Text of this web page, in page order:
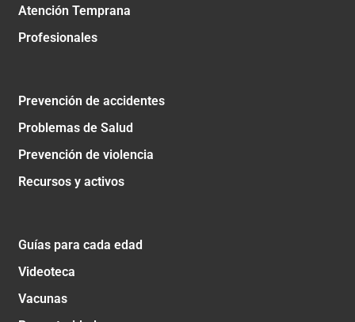
Atención Temprana
Profesionales
Prevención de accidentes
Problemas de Salud
Prevención de violencia
Recursos y activos
Guías para cada edad
Videoteca
Vacunas